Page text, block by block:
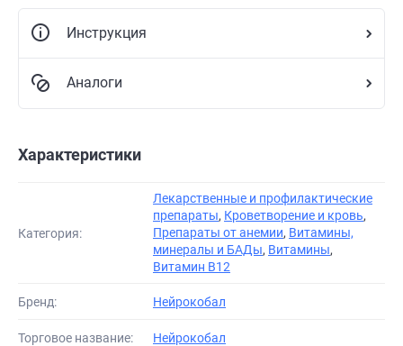
Инструкция
Аналоги
Характеристики
Категория:
Лекарственные и профилактические
препараты, Кроветворение и кровь,
Препараты от анемии, Витамины,
минералы и БАДы, Витамины,
Витамин В12
Бренд: Нейрокобал
Торговое название: Нейрокобал